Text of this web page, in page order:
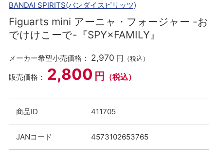
BANDAI SPIRITS(バンダイスピリッツ)
Figuarts mini アーニャ・フォージャー -お
でけけこーで-『SPY×FAMILY』
メーカー希望小売価格： 2,970 円 （税込）
販売価格： 2,800 円 （税込）
商品ID 411705
JANコード 4573102653765